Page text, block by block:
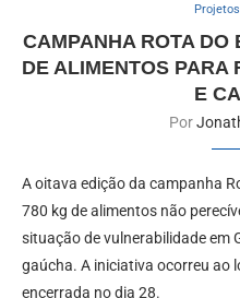
CAMPANHA ROTA DO
DE ALIMENTOS PARA
E
Por
A oitava edição da campanha
780 kg de alimentos não
situação de vulnerabilidade em
gaúcha. A iniciativa ocorreu ao
encerrada no dia 28.